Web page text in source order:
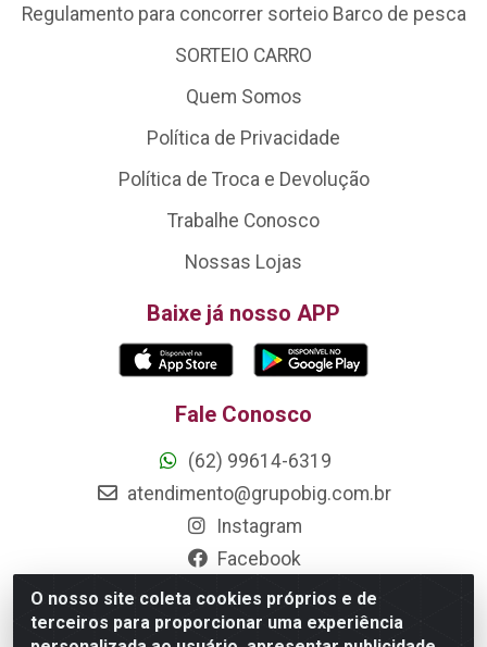
O nosso site coleta cookies próprios e de
terceiros para proporcionar uma experiência
Regulamento para concorrer sorteio Barco de pesca
SORTEIO CARRO
Quem Somos
Política de Privacidade
Política de Troca e Devolução
Trabalhe Conosco
Nossas Lojas
Baixe já nosso APP
Fale Conosco
(62) 99614-6319
atendimento@grupobig.com.br
Instagram
Facebook
Formas de Pagamento